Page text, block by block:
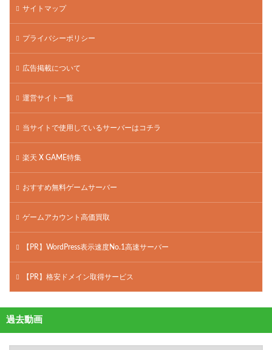
サイトマップ
プライバシーポリシー
広告掲載について
運営サイト一覧
当サイトで使用しているサーバーはコチラ
楽天 X GAME特集
おすすめ無料ゲームサーバー
ゲームアカウント高価買取
【PR】WordPress表示速度No.1高速サーバー
【PR】格安ドメイン取得サービス
過去動画